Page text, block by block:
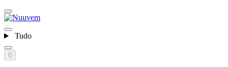
Tudo
0